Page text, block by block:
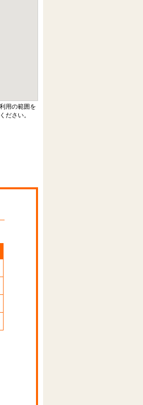
用の範囲を
ださい。